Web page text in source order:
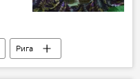
Рига